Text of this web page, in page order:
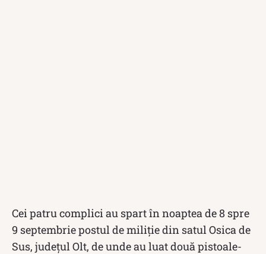
Cei patru complici au spart în noaptea de 8 spre
9 septembrie postul de miliție din satul Osica de
Sus, județul Olt, de unde au luat două pistoale-